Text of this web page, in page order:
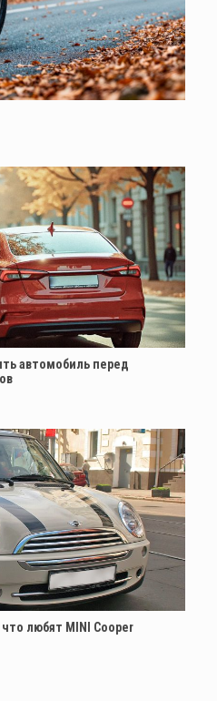
автомобиль перед
любят MINI Cooper